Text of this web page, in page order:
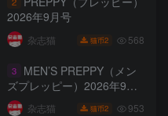
2026年9月号
杂志猫 猫币2 568
3
MEN’S PREPPY（メン
ズプレッピー）2026年9月
号
杂志猫 猫币2 953